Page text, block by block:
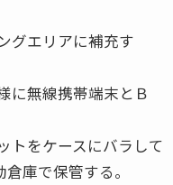
グエリアに補充す
に無線携帯端末とＢ
トをケースにバラして
庫で保管する。